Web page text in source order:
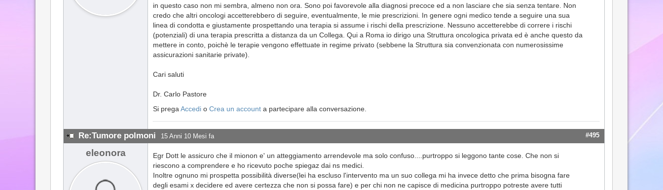
in questo caso non mi sembra, almeno non ora. Sono poi favorevole alla diagnosi precoce ed a non lasciare che sia senza tentare. Non
credo che altri oncologi accetterebbero di seguire, eventualmente, le mie prescrizioni. In genere ogni medico tende a seguire una sua
linea di condotta e giustamente prospettando una terapia si assume i rischi della prescrizione. Nessuno accetterebbe di correre i rischi
(potenziali) di una terapia prescritta a distanza da un Collega. Qui a Roma io dirigo una Struttura oncologica privata ed è anche questo da
mettere in conto, poichè le terapie vengono effettuate in regime privato (sebbene la Struttura sia convenzionata con numerosissime
assicurazioni sanitarie private).
Cari saluti
Dr. Carlo Pastore
Si prega Accedi o Crea un account a partecipare alla conversazione.
Re:Tumore polmoni 15 Anni 10 Mesi fa #495
eleonora
Egr Dott le assicuro che il mionon e' un atteggiamento arrendevole ma solo confuso....purtroppo si leggono tante cose. Che non si
riescono a comprendere e ho ricevuto poche spiegaz dai ns medici.
Inoltre ognuno mi prospetta possibilità diverse(lei ha escluso l'intervento ma un suo collega mi ha invece detto che prima bisogna fare
degli esami x decidere ed avere certezza che non si possa fare) e per chi non ne capisce di medicina purtroppo potreste avere tutti